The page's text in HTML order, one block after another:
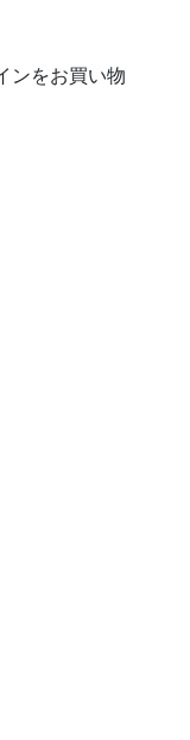
ンをお買い物